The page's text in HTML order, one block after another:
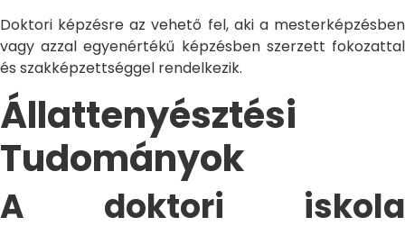
Doktori képzésre az vehető fel, aki a mesterképzésben
vagy azzal egyenértékű képzésben szerzett fokozattal
és szakképzettséggel rendelkezik.
Állattenyésztési
Tudományok
A doktori iskola